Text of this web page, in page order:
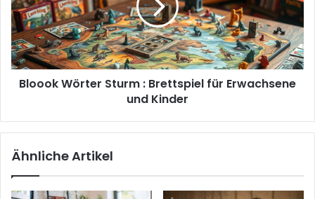
Brettspiel
für
Erwachsene
und
Kinder
Bloook Wörter Sturm : Brettspiel für Erwachsene
und Kinder
Ähnliche Artikel